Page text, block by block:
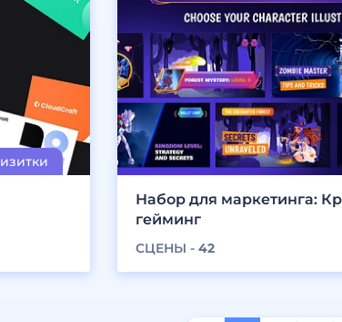
Набор для маркетинга:
гейминг
СЦЕНЫ - 42